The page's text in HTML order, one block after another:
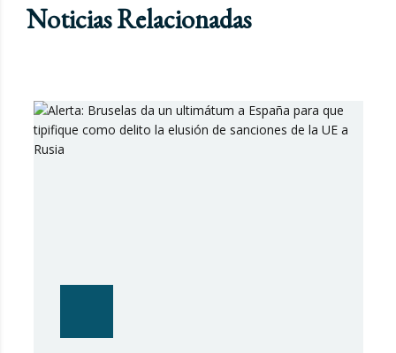
Noticias Relacionadas